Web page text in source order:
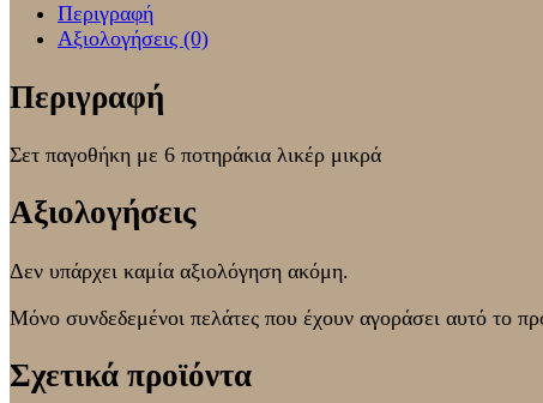
Περιγραφή
Αξιολογήσεις (0)
Περιγραφή
Σετ παγοθήκη με 6 ποτηράκια λικέρ μικρά
Αξιολογήσεις
Δεν υπάρχει καμία αξιολόγηση ακόμη.
Μόνο συνδεδεμένοι πελάτες που έχουν αγοράσει αυτό το
Σχετικά προϊόντα